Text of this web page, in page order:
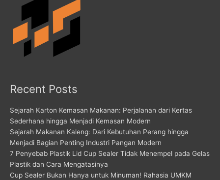
Recent Posts
Sejarah Karton Kemasan Makanan: Perjalanan dari Kertas
Sederhana hingga Menjadi Kemasan Modern
Sejarah Makanan Kaleng: Dari Kebutuhan Perang hingga
Menjadi Bagian Penting Industri Pangan Modern
7 Penyebab Plastik Lid Cup Sealer Tidak Menempel pada Gelas
Plastik dan Cara Mengatasinya
Cup Sealer Bukan Hanya untuk Minuman! Rahasia UMKM